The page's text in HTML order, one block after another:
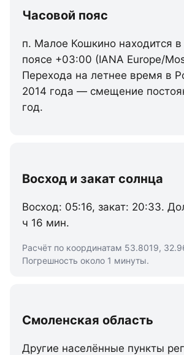
Часовой пояс
п. Малое Кошкино находится
поясе +03:00 (IANA Europe/
Перехода на летнее время в
2014 года — смещение
год.
Восход и закат солнца
Восход: 05:16, закат: 20:33.
ч 16 мин.
Расчёт по координатам 53.8019,
Погрешность около 1 минуты.
Смоленская область
Другие населённые пункты